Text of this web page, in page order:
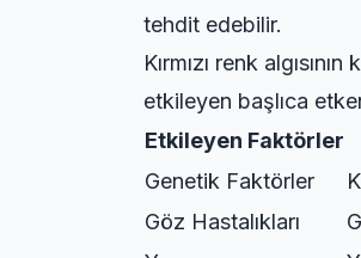
tehdit edebilir.
Kırmızı renk
etkileyen başlıca
Etkileyen Faktörler
Genetik Faktörler
Göz Hastalıkları